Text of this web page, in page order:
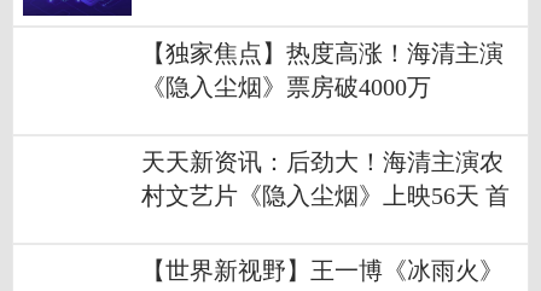
【独家焦点】热度高涨！海清主演
《隐入尘烟》票房破4000万
天天新资讯：后劲大！海清主演农
村文艺片《隐入尘烟》上映56天 首
【世界新视野】王一博《冰雨火》